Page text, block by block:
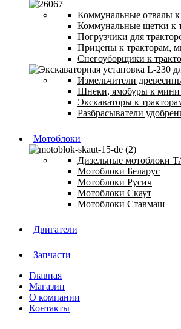
Коммунальные отвалы к
Коммунальные щетки к
Погрузчики для
Прицепы к тракторам,
Снегоуборщики к
Измельчители
Шнеки, ямобуры к
Экскаваторы к
Разбрасыватели
Мотоблоки
Дизельные мотоблоки
Мотоблоки Беларус
Мотоблоки Русич
Мотоблоки Скаут
Мотоблоки Ставмаш
Двигатели
Запчасти
Главная
Магазин
О компании
Контакты